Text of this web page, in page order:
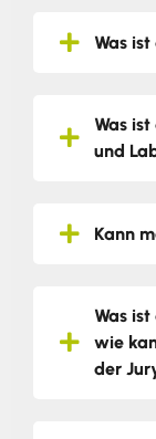
Was
Was
und
Kann
Was
wie
der